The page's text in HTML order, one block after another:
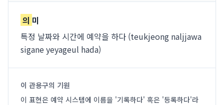
의 미
특정 날짜와 시간에 예약을 하다 (teukjeong naljjawa
sigane yeyageul hada)
이 관용구의 기원
이 표현은 예약 시스템에 이름을 '기록하다' 혹은 '등록하다'라